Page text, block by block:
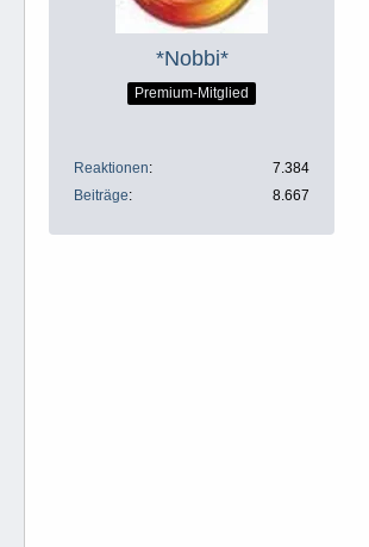
*Nobbi*
Premium-Mitglied
Reaktionen
7.384
Beiträge
8.667